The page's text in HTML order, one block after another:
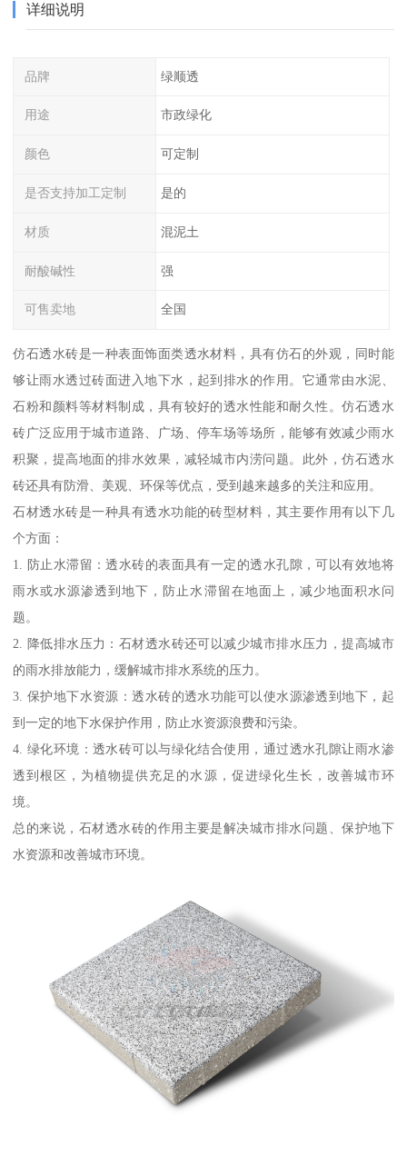
详细说明
品牌 绿顺透
用途 市政绿化
颜色 可定制
是否支持加工定制 是的
材质 混泥土
耐酸碱性 强
可售卖地 全国
仿石透水砖是一种表面饰面类透水材料，具有仿石的外观，同时能
够让雨水透过砖面进入地下水，起到排水的作用。它通常由水泥、
石粉和颜料等材料制成，具有较好的透水性能和耐久性。仿石透水
砖广泛应用于城市道路、广场、停车场等场所，能够有效减少雨水
积聚，提高地面的排水效果，减轻城市内涝问题。此外，仿石透水
砖还具有防滑、美观、环保等优点，受到越来越多的关注和应用。
石材透水砖是一种具有透水功能的砖型材料，其主要作用有以下几
个方面：
1. 防止水滞留：透水砖的表面具有一定的透水孔隙，可以有效地将
雨水或水源渗透到地下，防止水滞留在地面上，减少地面积水问
题。
2. 降低排水压力：石材透水砖还可以减少城市排水压力，提高城市
的雨水排放能力，缓解城市排水系统的压力。
3. 保护地下水资源：透水砖的透水功能可以使水源渗透到地下，起
到一定的地下水保护作用，防止水资源浪费和污染。
4. 绿化环境：透水砖可以与绿化结合使用，通过透水孔隙让雨水渗
透到根区，为植物提供充足的水源，促进绿化生长，改善城市环
境。
总的来说，石材透水砖的作用主要是解决城市排水问题、保护地下
水资源和改善城市环境。